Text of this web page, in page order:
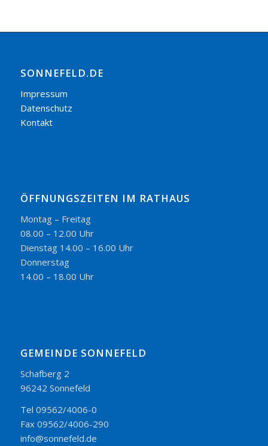
SONNEFELD.DE
Impressum
Datenschutz
Kontakt
ÖFFNUNGSZEITEN IM RATHAUS
Montag – Freitag
08.00 – 12.00 Uhr
Dienstag 14.00 – 16.00 Uhr
Donnerstag
14.00 – 18.00 Uhr
GEMEINDE SONNEFELD
Schafberg 2
96242 Sonnefeld
Tel 09562/4006-0
Fax 09562/4006-290
info@sonnefeld.de